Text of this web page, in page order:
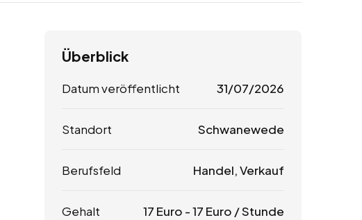
Überblick
Datum veröffentlicht 31/07/2026
Standort Schwanewede
Berufsfeld Handel, Verkauf
Gehalt 17 Euro -17 Euro / Stunde